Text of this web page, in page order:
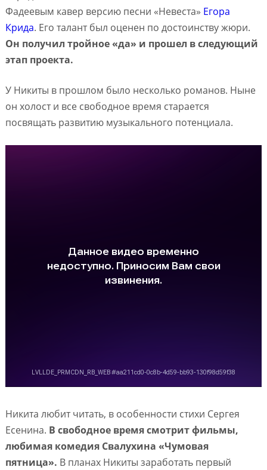
Фадеевым кавер версию песни «Невеста» Егора
Крида. Его талант был оценен по достоинству жюри.
Он получил тройное «да» и прошел в следующий
этап проекта.
У Никиты в прошлом было несколько романов. Ныне
он холост и все свободное время старается
посвящать развитию музыкального потенциала.
Никита любит читать, в особенности стихи Сергея
Есенина. В свободное время смотрит фильмы,
любимая комедия Свалухина «Чумовая
пятница». В планах Никиты заработать первый